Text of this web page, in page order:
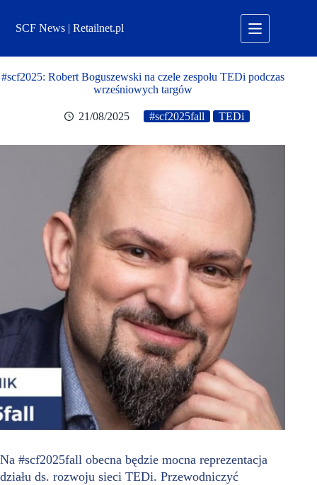
treściSCF News | Retailnet.pl
#scf2025: Robert Boguszewski na czele zespołu TEDi podczas
wrześniowych targów
21/08/2025 #scf2025fall TEDi
Na #scf2025fall obecna będzie mocna reprezentacja
działu ds. rozwoju sieci TEDi. Przewodniczyć